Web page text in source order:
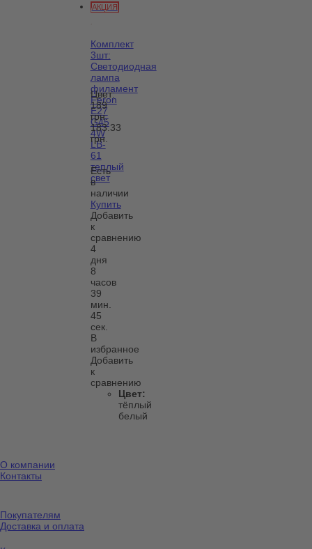
АКЦИЯ
Комплект
3шт:
Светодиодная
лампа
филамент
Feron
E27
G45
4W
LB-
61
теплый
свет
Цвет:
189
грн.
183.33
грн.
Есть
в
наличии
Купить
Добавить
к
сравнению
4
дня
8
часов
39
мин.
45
сек.
В
избранное
Добавить
к
сравнению
Цвет:
тёплый
белый
О компании
Контакты
Покупателям
Доставка и оплата